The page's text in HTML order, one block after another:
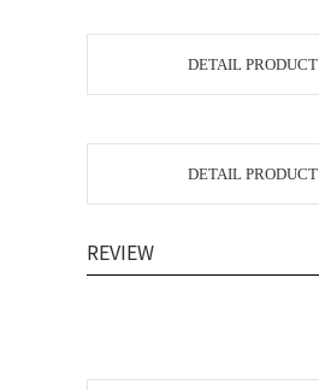
DETAIL PRODUCT
DETAIL PRODUCT
REVIEW